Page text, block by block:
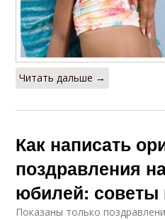
Читать дальше →
Как написать
поздравления
юбилей: советы
Показаны только